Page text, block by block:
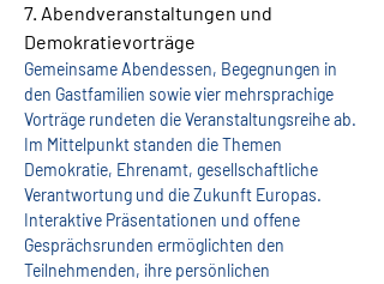
7. Abendveranstaltungen und
Demokratievorträge
Gemeinsame Abendessen, Begegnungen in
den Gastfamilien sowie vier mehrsprachige
Vorträge rundeten die Veranstaltungsreihe ab.
Im Mittelpunkt standen die Themen
Demokratie, Ehrenamt, gesellschaftliche
Verantwortung und die Zukunft Europas.
Interaktive Präsentationen und offene
Gesprächsrunden ermöglichten den
Teilnehmenden, ihre persönlichen